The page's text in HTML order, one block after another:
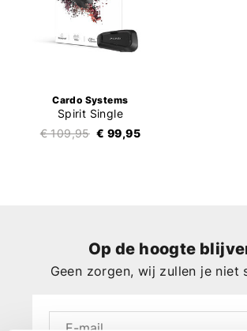
Cardo Systems
Spirit Single
€ 109,95 € 99,95
Op de hoogte
Geen zorgen, wij zullen je niet